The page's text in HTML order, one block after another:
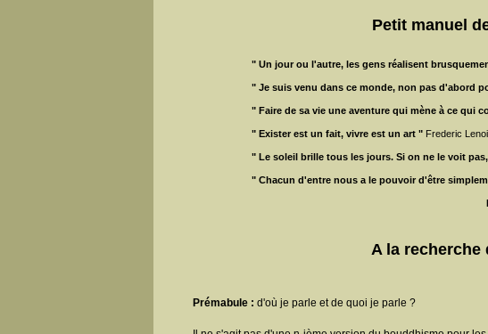
Petit manuel
" Un jour ou l'autre, les gens réalisent
" Je suis venu dans ce monde, non pas d'abord
" Faire de sa vie une aventure qui mène à ce qui
" Exister est un fait, vivre est un art " Frederic
" Le soleil brille tous les jours. Si on ne le voit
" Chacun d'entre nous a le pouvoir d'être
A la recherche
Prémabule : d'où je parle et de quoi je parle ?